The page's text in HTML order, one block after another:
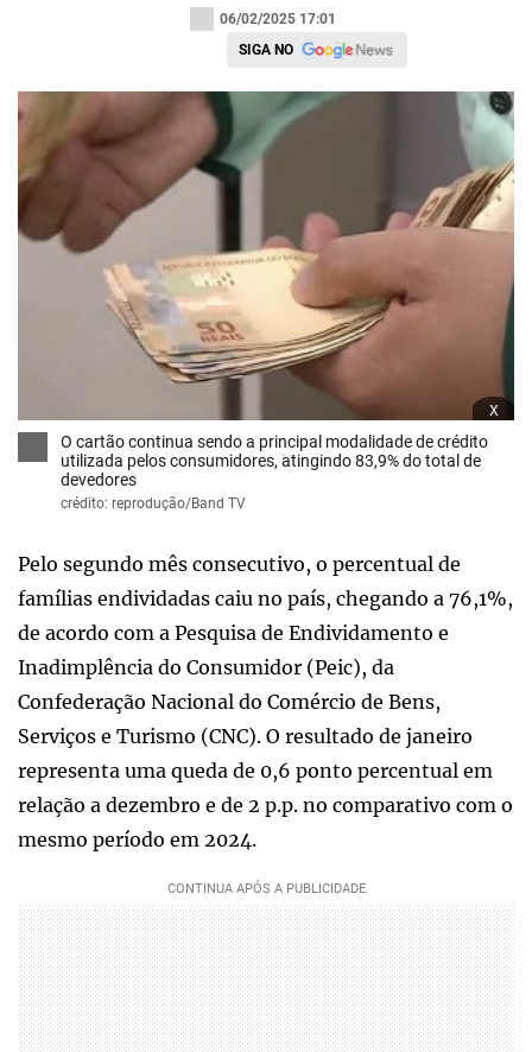
06/02/2025 17:01
SIGA NO
x
O cartão continua sendo a principal modalidade de crédito
utilizada pelos consumidores, atingindo 83,9% do total de
devedores
crédito: reprodução/Band TV
Pelo segundo mês consecutivo, o percentual de
famílias endividadas caiu no país, chegando a 76,1%,
de acordo com a Pesquisa de Endividamento e
Inadimplência do Consumidor (Peic), da
Confederação Nacional do Comércio de Bens,
Serviços e Turismo (CNC). O resultado de janeiro
representa uma queda de 0,6 ponto percentual em
relação a dezembro e de 2 p.p. no comparativo com o
mesmo período em 2024.